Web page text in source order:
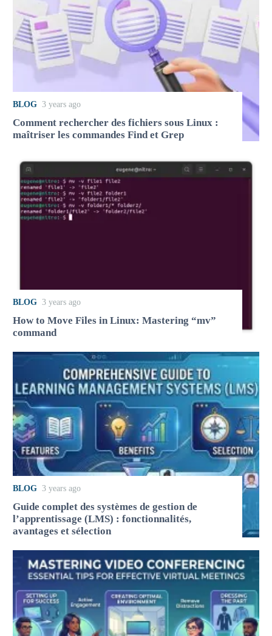
BLOG 3 years ago
Comment rechercher des fichiers sous Linux :
maîtriser les commandes Find et Grep
BLOG 3 years ago
How to Move Files in Linux: Mastering “mv”
command
BLOG 3 years ago
Guide complet des systèmes de gestion de
l’apprentissage (LMS) : fonctionnalités,
avantages et sélection